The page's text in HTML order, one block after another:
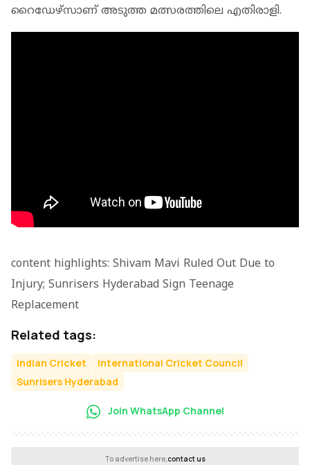
റൈഡേഴ്‌സാണ് അടുത്ത മത്സരത്തിലെ എതിരാളി.
content highlights: Shivam Mavi Ruled Out Due to
Injury; Sunrisers Hyderabad Sign Teenage
Replacement
Related tags:
Indian Cricket
International Cricket Council
Sunrisers Hyderabad
Join WhatsApp Channel
To advertise here,contact us